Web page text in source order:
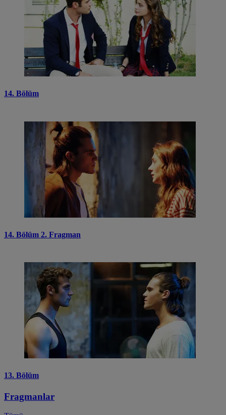
14. Bölüm
14. Bölüm 2. Fragman
13. Bölüm
Fragmanlar